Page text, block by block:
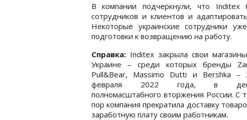
В компании подчеркнули, что Inditex
сотрудников и клиентов и
Некоторые украинские сотрудники
подготовки к возвращению на работу.
Справка: Inditex закрыла свои
Украине – среди которых бренды
Pull&Bear, Massimo Dutti и Bershka –
февраля 2022 года, в
полномасштабного вторжения России. С
пор компания прекратила доставку
заработную плату своим работникам.